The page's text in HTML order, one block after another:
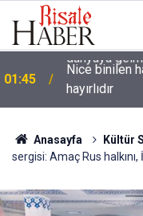
01:45
Nice binilen
hayırlıdır
Anasayfa Kültür
sergisi: Amaç Rus